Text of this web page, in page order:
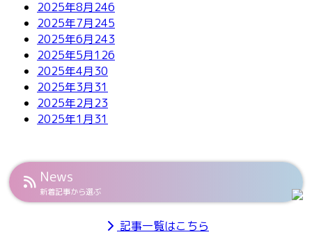
2025年8月246
2025年7月245
2025年6月243
2025年5月126
2025年4月30
2025年3月31
2025年2月23
2025年1月31
News
新着記事から選ぶ
記事一覧はこちら